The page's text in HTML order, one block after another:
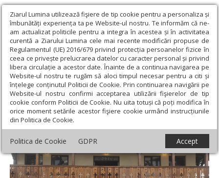
Ziarul Lumina utilizează fişiere de tip cookie pentru a personaliza și
îmbunătăți experiența ta pe Website-ul nostru. Te informăm că ne-
am actualizat politicile pentru a integra în acestea și în activitatea
curentă a Ziarului Lumina cele mai recente modificări propuse de
Regulamentul (UE) 2016/679 privind protecția persoanelor fizice în
ceea ce privește prelucrarea datelor cu caracter personal și privind
libera circulație a acestor date. Înainte de a continua navigarea pe
Website-ul nostru te rugăm să aloci timpul necesar pentru a citi și
înțelege conținutul Politicii de Cookie. Prin continuarea navigării pe
Website-ul nostru confirmi acceptarea utilizării fişierelor de tip
cookie conform Politicii de Cookie. Nu uita totuși că poți modifica în
orice moment setările acestor fişiere cookie urmând instrucțiunile
din Politica de Cookie.
Politica de Cookie GDPR Accept
Ziarul Lumina › Actualitate religioasă › Știri › Centru cultural-
catehetic la Parohia Râpa de Jos, Protopopiatul Reghin
Centru cultural-catehetic la Parohia Râpa
de Jos, Protopopiatul Reghin